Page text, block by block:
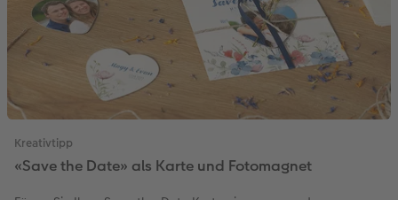
Kreativtipp
«Save the Date» als Karte und Fotomagnet